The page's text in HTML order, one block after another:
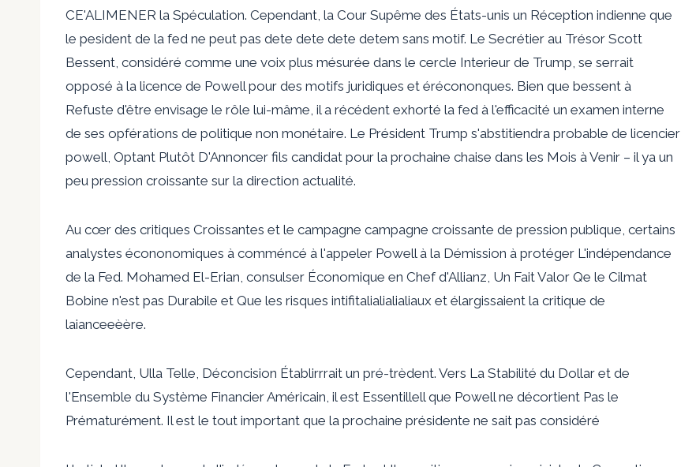
CE'ALIMENER la Spéculation. Cependant, la Cour Supême des États-unis un Réception indienne que
le pesident de la fed ne peut pas dete dete dete detem sans motif. Le Secrétier au Trésor Scott
Bessent, considéré comme une voix plus mésurée dans le cercle Interieur de Trump, se serrait
opposé à la licence de Powell pour des motifs juridiques et érécononques. Bien que bessent à
Refuste d'être envisage le rôle lui-mâme, il a récédent exhorté la fed à l'efficacité un examen interne
de ses opférations de politique non monétaire. Le Président Trump s'abstitiendra probable de licencier
powell, Optant Plutôt D'Annoncer fils candidat pour la prochaine chaise dans les Mois à Venir – il ya un
peu pression croissante sur la direction actualité.
Au cœr des critiques Croissantes et le campagne campagne croissante de pression publique, certains
analystes écononomiques à comméncé à l'appeler Powell à la Démission à protéger L'indépendance
de la Fed. Mohamed El-Erian, consulser Économique en Chef d'Allianz, Un Fait Valor Qe le Cilmat
Bobine n'est pas Durabile et Que les risques intifitalialialialiaux et élargissaient la critique de
laianceeèère.
Cependant, Ulla Telle, Déconcision Établirrrait un pré-trèdent. Vers La Stabilité du Dollar et de
l'Ensemble du Système Financier Américain, il est Essentillell que Powell ne décortient Pas le
Prématurément. Il est le tout important que la prochaine présidente ne sait pas considéré